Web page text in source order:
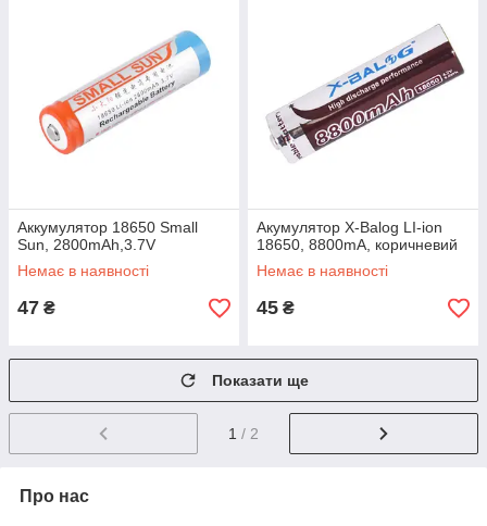
Аккумулятор 18650 Small
Sun, 2800mAh,3.7V
Немає в наявності
47 ₴
Акумулятор X-Balog LI-ion
18650, 8800mA, коричневий
Немає в наявності
45 ₴
Показати ще
1 / 2
Про нас